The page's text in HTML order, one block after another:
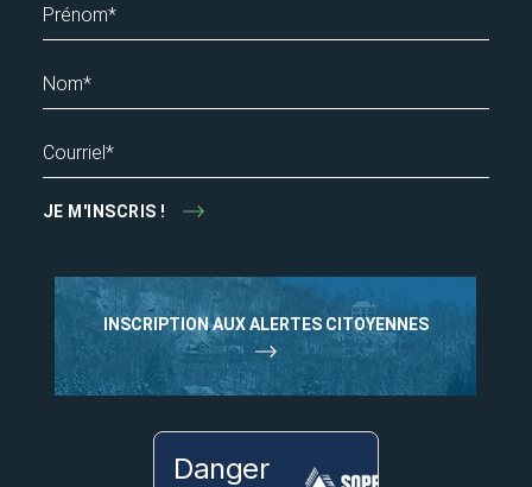
Prénom*
Nom*
Courriel*
JE M'INSCRIS !
INSCRIPTION AUX ALERTES CITOYENNES